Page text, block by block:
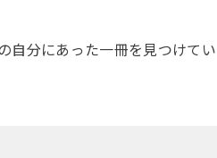
自分にあった一冊を見つけてい